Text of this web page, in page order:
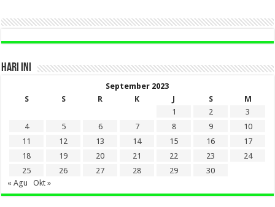
HARI INI
September 2023
S
S R K J S
M
1
2
3
4
5 6 7 8 9
10
11
12 13 14 15 16
17
18
19 20 21 22 23
24
25
26 27 28 29
30
« Agu
Okt »